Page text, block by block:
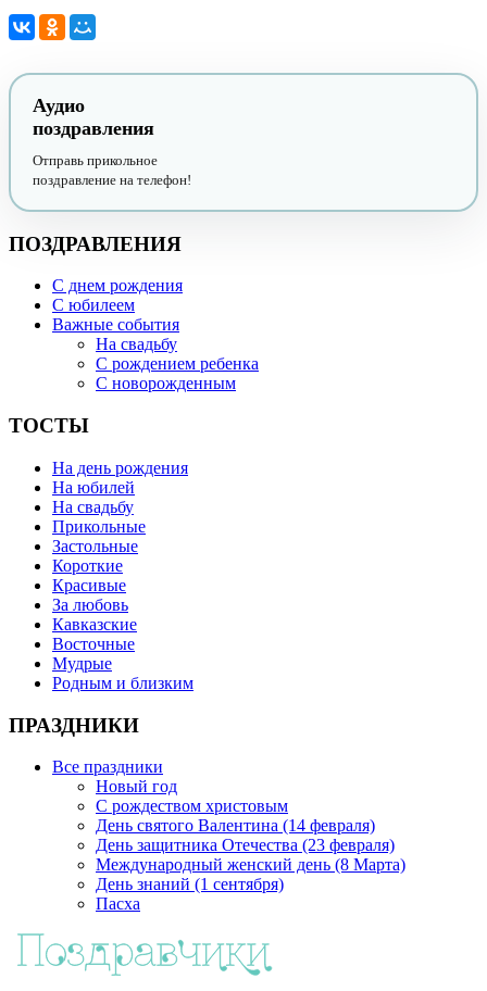
Аудио
поздравления
Отправь прикольное
поздравление на телефон!
ПОЗДРАВЛЕНИЯ
С днем рождения
С юбилеем
Важные события
На свадьбу
С рождением ребенка
С новорожденным
ТОСТЫ
На день рождения
На юбилей
На свадьбу
Прикольные
Застольные
Короткие
Красивые
За любовь
Кавказские
Восточные
Мудрые
Родным и близким
ПРАЗДНИКИ
Все праздники
Новый год
С рождеством христовым
День святого Валентина (14 февраля)
День защитника Отечества (23 февраля)
Международный женский день (8 Марта)
День знаний (1 сентября)
Пасха